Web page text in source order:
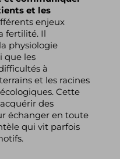
et les
enjeux
fertilité. Il
physiologie
que les
à
et les racines
Cette
des
échanger en toute
qui vit parfois